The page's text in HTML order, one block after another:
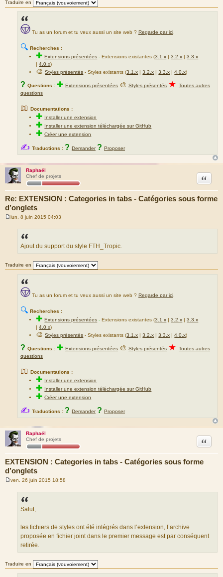
Traduire en
Tu as un forum et tu veux aussi un site web ? Regarde par ici
🔍 Recherches :
✚Extensions présentées -Extensions existantes (3.1.x |3.2.x |3.3.x
|4.0.x)
🎨Styles présentés - Styles existants (3.1.x |3.2.x |3.3.x |4.0.x)
? Questions : ✚ Extensions présentées 🎨 Styles présentés ★ Toutes autres
questions
📖 Documentations :
✚ Installer une extension
✚ Installer une extension téléchargée sur GitHub
✚Créer une extension
✍ Traductions : ? Demander ? Proposer
Raphaël
Chef de projets
Re: EXTENSION : Categories in tabs - Catégories sous forme
d’onglets
Citation
lun. 8 juin 2015 04:03
Ajout du support du style FTH_Tropic.
Traduire en
Tu as un forum et tu veux aussi un site web ? Regarde par ici
🔍 Recherches :
✚Extensions présentées -Extensions existantes (3.1.x |3.2.x |3.3.x
|4.0.x)
🎨Styles présentés - Styles existants (3.1.x |3.2.x |3.3.x |4.0.x)
? Questions : ✚ Extensions présentées 🎨 Styles présentés ★ Toutes autres
questions
📖 Documentations :
✚ Installer une extension
✚ Installer une extension téléchargée sur GitHub
✚Créer une extension
✍ Traductions : ? Demander ? Proposer
Raphaël
Chef de projets
EXTENSION : Categories in tabs - Catégories sous forme
d’onglets
Citation
ven. 26 juin 2015 18:58
Salut,
les fichiers de styles ont été intégrés dans l’extension, l’archive
proposée en fichier joint dans le premier message est par conséquent
retirée.
Traduire en